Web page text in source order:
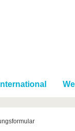
International